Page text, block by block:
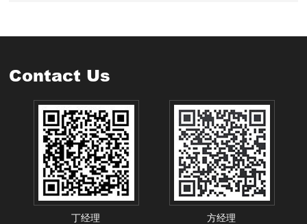
Contact Us
丁经理 方经理